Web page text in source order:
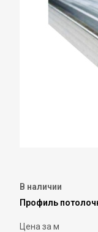
В наличии
Профиль
Цена за м